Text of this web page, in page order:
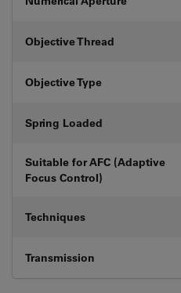
Objective Thread
Objective Type
Spring Loaded
Suitable for AFC (Adaptive
Focus Control)
Techniques
Transmission